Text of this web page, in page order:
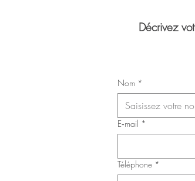
infirmières, inhalothérapeutes et
Décrivez
Nom *
E‑mail *
Téléphone *